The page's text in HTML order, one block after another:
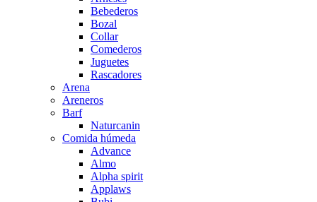
Bebederos
Bozal
Collar
Comederos
Juguetes
Rascadores
Arena
Areneros
Barf
Naturcanin
Comida húmeda
Advance
Almo
Alpha spirit
Applaws